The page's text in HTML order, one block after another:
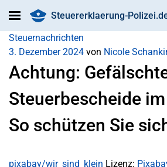
Steuererklaerung-
Steuernachrichten
3. Dezember 2024 von Nicole
Achtung:
Steuerbescheide
So schützen Sie
pixabay/wir_sind_klein Lizenz: